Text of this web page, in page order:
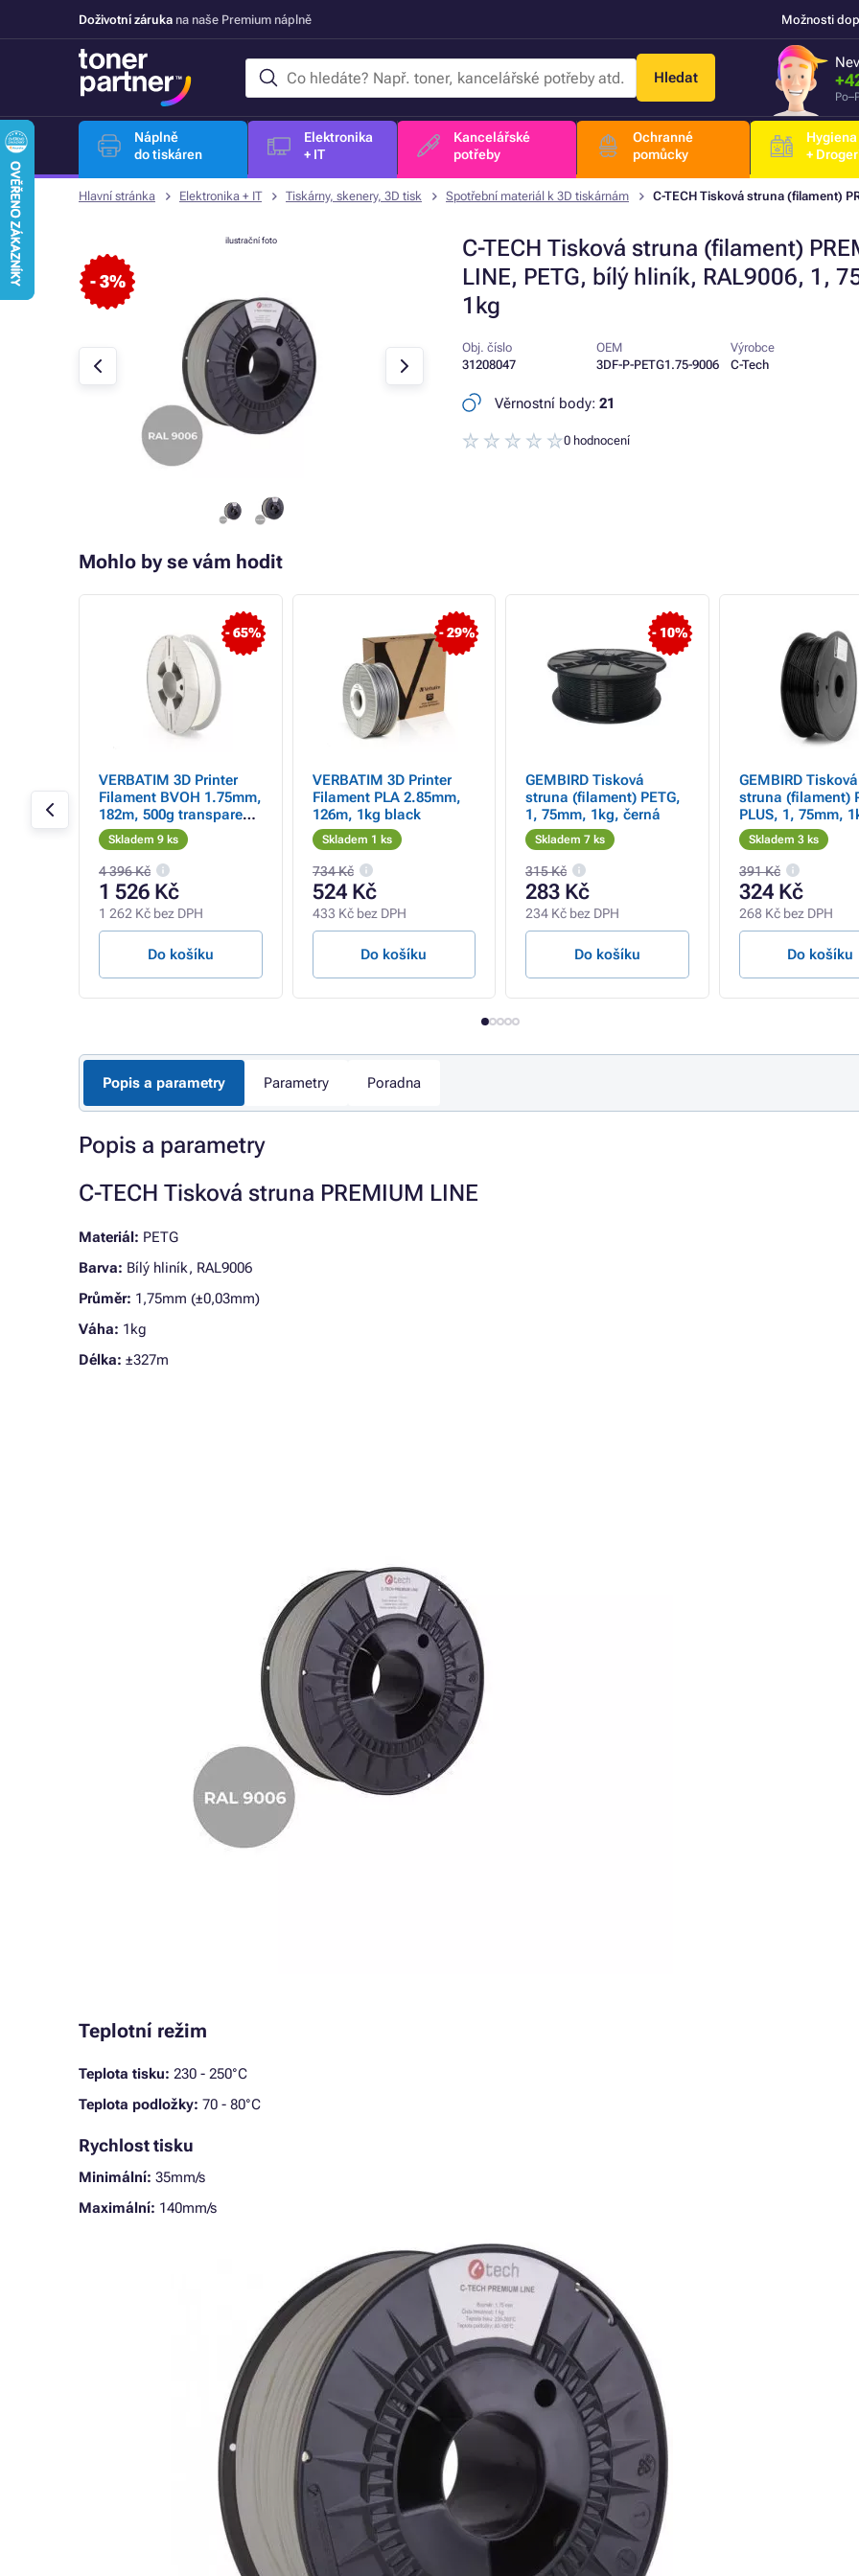
Doživotní záruka na naše Premium náplně Možnosti
Hledat
Náplně
do tiskáren
Elektronika
+ IT
Kancelářské
potřeby
Ochranné
pomůcky
Hygiena
+
Hlavní stránka Elektronika + IT Tiskárny, skenery, 3D tisk Spotřební materiál k 3D tiskárnám C-TECH Tisková struna (filament)
C-TECH Tisková struna (filament)
LINE, PETG, bílý hliník, RAL9006, 1,
1kg
- 3%
ilustrační foto
Obj. číslo
31208047
OEM
3DF-P-PETG1.75-9006
Výrobce
C-Tech
Věrnostní body: 21
0 hodnocení
Mohlo by se vám hodit
- 65%
VERBATIM 3D Printer
Filament BVOH 1.75mm,
182m, 500g transparent
natural (55901)
Skladem 9 ks
4 396 Kč
1 526 Kč
1 262 Kč bez DPH
Do košíku
- 29%
VERBATIM 3D Printer
Filament PLA 2.85mm,
126m, 1kg black
Skladem 1 ks
734 Kč
524 Kč
433 Kč bez DPH
Do košíku
- 10%
GEMBIRD Tisková
struna (filament) PETG,
1, 75mm, 1kg, černá
Skladem 7 ks
315 Kč
283 Kč
234 Kč bez DPH
Do košíku
GEMBIRD Tisková
struna (filament)
PLUS, 1, 75mm,
černá
Skladem 3 ks
391 Kč
324 Kč
268 Kč bez DPH
Do košíku
Popis a parametry Parametry Poradna
Popis a parametry
C-TECH Tisková struna PREMIUM LINE
Materiál: PETG
Barva: Bílý hliník, RAL9006
Průměr: 1,75mm (±0,03mm)
Váha: 1kg
Délka: ±327m
Teplotní režim
Teplota tisku: 230 - 250°C
Teplota podložky: 70 - 80°C
Rychlost tisku
Minimální: 35mm/s
Maximální: 140mm/s